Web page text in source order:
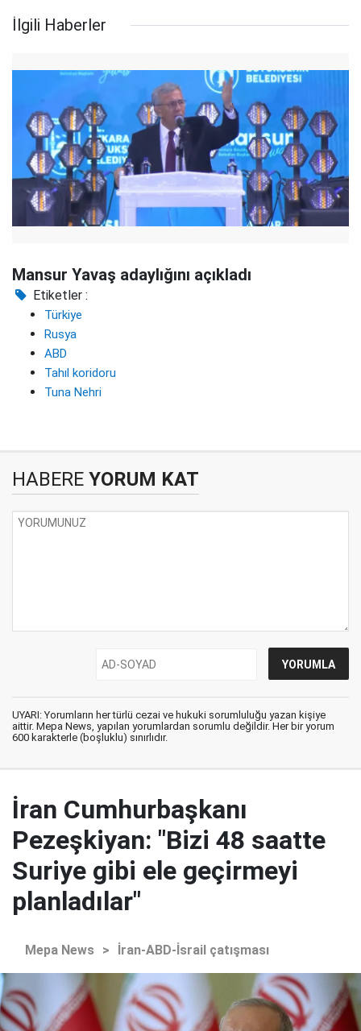
İlgili Haberler
Mansur Yavaş adaylığını açıkladı
Etiketler :
Türkiye
Rusya
ABD
Tahıl koridoru
Tuna Nehri
HABERE YORUM KAT
UYARI: Yorumların her türlü cezai ve hukuki sorumluluğu yazan kişiye
aittir. Mepa News, yapılan yorumlardan sorumlu değildir. Her bir yorum
600 karakterle (boşluklu) sınırlıdır.
İran Cumhurbaşkanı
Pezeşkiyan: "Bizi 48 saatte
Suriye gibi ele geçirmeyi
planladılar"
Mepa News > İran-ABD-İsrail çatışması